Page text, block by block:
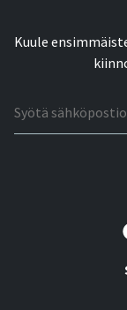
Kuule